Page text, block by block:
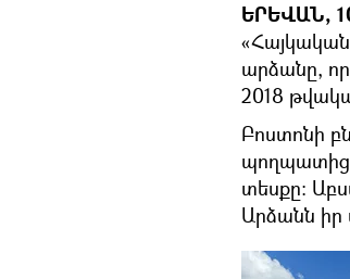
ԵՐԵՎԱՆ,
արձանը,
2018
Բոստոնի
պողպատից
տեսքը։
Արձանն